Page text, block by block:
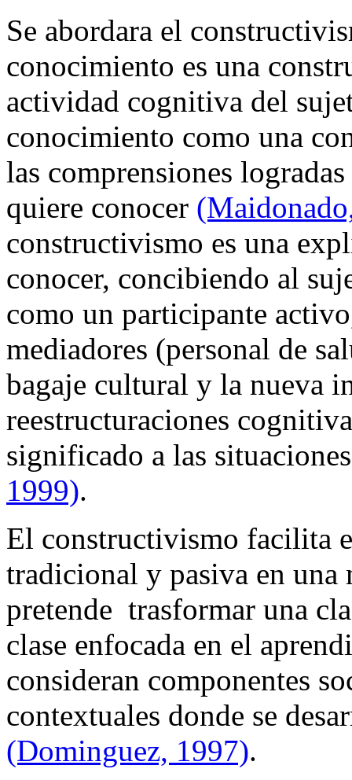
Se abordara el
conocimiento es una
actividad cognitiva del
conocimiento como una
las comprensiones
quiere conocer
constructivismo es una
conocer, concibiendo al
como un participante
mediadores (personal de
bagaje cultural y la nueva
reestructuraciones
significado a las
1999).
El constructivismo facilita
tradicional y pasiva en una
pretende trasformar una
clase enfocada en el
consideran componentes
contextuales donde se
(Dominguez, 1997).